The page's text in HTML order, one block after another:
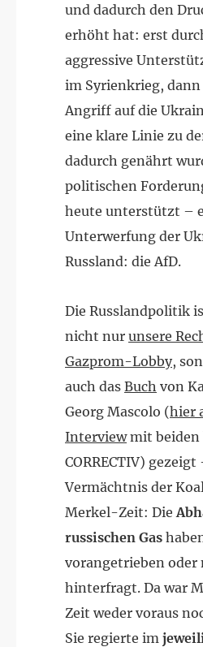
und dadurch den
erhöht hat: erst
aggressive
im Syrienkrieg, dann
Angriff auf die
eine klare Linie zu
dadurch genährt
politischen
heute unterstützt –
Unterwerfung der
Russland: die AfD.
Die Russlandpolitik
nicht nur unsere
Gazprom-Lobby,
auch das Buch von
Georg Mascolo (hier
Interviewmit beiden
CORRECTIV) gezeigt
Vermächtnis der
Merkel-Zeit: Die
russischen Gas
vorangetrieben oder
hinterfragt. Da war
Zeit weder voraus
Sie regierte im